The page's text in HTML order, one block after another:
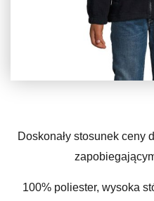
Doskonały stosunek ceny
100% poliester, wysoka